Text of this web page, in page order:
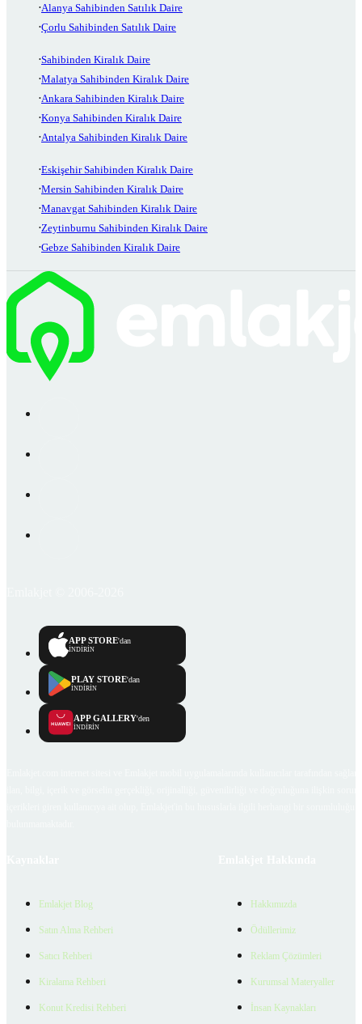
Alanya Sahibinden Satılık Daire
Çorlu Sahibinden Satılık Daire
Sahibinden Kiralık Daire
Malatya Sahibinden Kiralık Daire
Ankara Sahibinden Kiralık Daire
Konya Sahibinden Kiralık Daire
Antalya Sahibinden Kiralık Daire
Eskişehir Sahibinden Kiralık Daire
Mersin Sahibinden Kiralık Daire
Manavgat Sahibinden Kiralık Daire
Zeytinburnu Sahibinden Kiralık Daire
Gebze Sahibinden Kiralık Daire
APP STORE'dan
İNDİRİN
PLAY STORE'dan
İNDİRİN
APP GALLERY'den
İNDİRİN
Emlakjet Blog
Satın Alma Rehberi
Satıcı Rehberi
Kiralama Rehberi
Konut Kredisi Rehberi
Hakkımızda
Ödüllerimiz
Reklam Çözümleri
Kurumsal Materyaller
İnsan Kaynakları